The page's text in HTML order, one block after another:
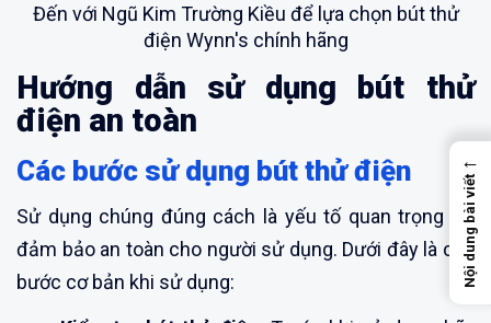
Đến với Ngũ Kim Trường Kiều để lựa chọn bút thử
điện Wynn's chính hãng
Hướng dẫn sử dụng bút thử
điện an toàn
Các bước sử dụng bút thử điện
Sử dụng chúng đúng cách là yếu tố quan trọng để
đảm bảo an toàn cho người sử dụng. Dưới đây là các
bước cơ bản khi sử dụng:
←
Nội dung bài viết